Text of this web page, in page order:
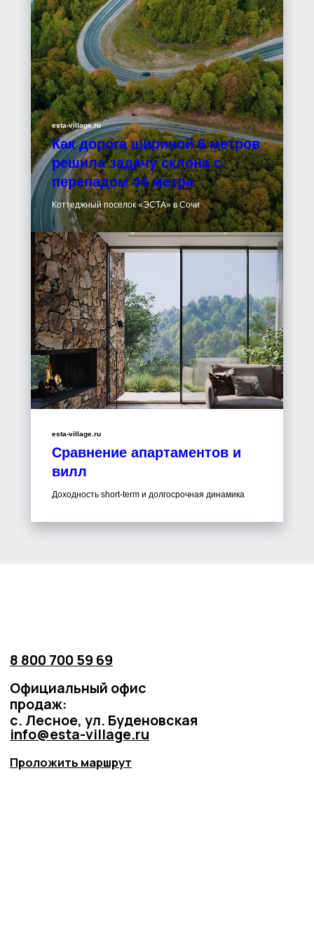
esta-village.ru
Как дорога шириной 6 метров
решила задачу склона с
перепадом 44 метра
Коттеджный поселок «ЭСТА» в Сочи
esta-village.ru
Сравнение апартаментов и
вилл
Доходность short-term и долгосрочная динамика